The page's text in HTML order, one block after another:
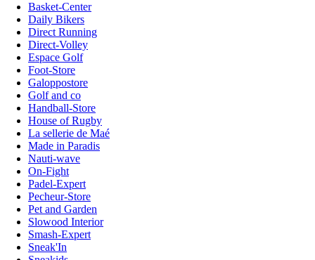
Basket-Center
Daily Bikers
Direct Running
Direct-Volley
Espace Golf
Foot-Store
Galoppostore
Golf and co
Handball-Store
House of Rugby
La sellerie de Maé
Made in Paradis
Nauti-wave
On-Fight
Padel-Expert
Pecheur-Store
Pet and Garden
Slowood Interior
Smash-Expert
Sneak'In